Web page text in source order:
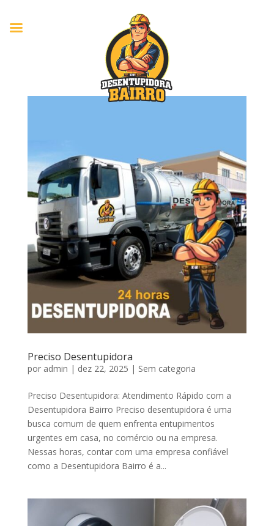
Preciso Desentupidora
por admin | dez 22, 2025 | Sem categoria
Preciso Desentupidora: Atendimento Rápido com a
Desentupidora Bairro Preciso desentupidora é uma
busca comum de quem enfrenta entupimentos
urgentes em casa, no comércio ou na empresa.
Nessas horas, contar com uma empresa confiável
como a Desentupidora Bairro é a...